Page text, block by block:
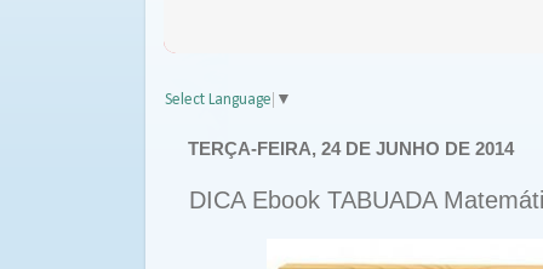
Select Language ▼
TERÇA-FEIRA, 24 DE JUNHO DE 2014
DICA Ebook TABUADA